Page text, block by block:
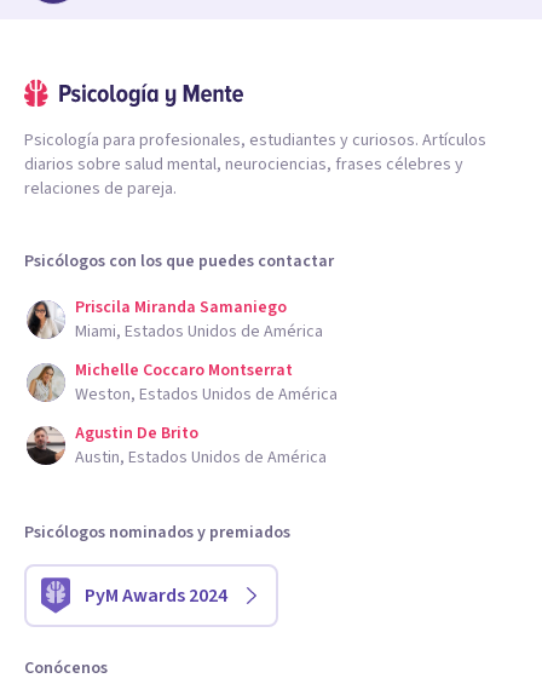
Psicología para profesionales, estudiantes y curiosos. Artículos
diarios sobre salud mental, neurociencias, frases célebres y
relaciones de pareja.
Psicólogos con los que puedes contactar
Priscila Miranda Samaniego
Miami, Estados Unidos de América
Michelle Coccaro Montserrat
Weston, Estados Unidos de América
Agustin De Brito
Austin, Estados Unidos de América
Psicólogos nominados y premiados
PyM Awards 2024
Conócenos